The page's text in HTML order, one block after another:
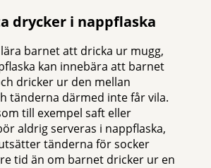
drycker i nappflaska
barnet att dricka ur mugg,
kan innebära att barnet
dricker ur den mellan
tänderna därmed inte får vila.
till exempel saft eller
aldrig serveras i nappflaska,
tänderna för socker
tid än om barnet dricker ur en